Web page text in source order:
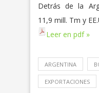
Detrás de la
11,9 mill. Tm y
Leer en pdf »
ARGENTINA
EXPORTACIONES